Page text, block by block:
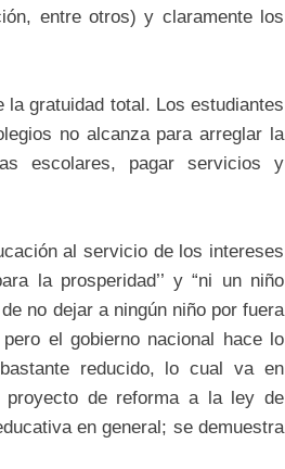
entre otros) y claramente los
gratuidad total. Los estudiantes
no alcanza para arreglar la
escolares, pagar servicios y
al servicio de los intereses
la prosperidad’’ y “ni un niño
no dejar a ningún niño por fuera
el gobierno nacional hace lo
reducido, lo cual va en
de reforma a la ley de
en general; se demuestra